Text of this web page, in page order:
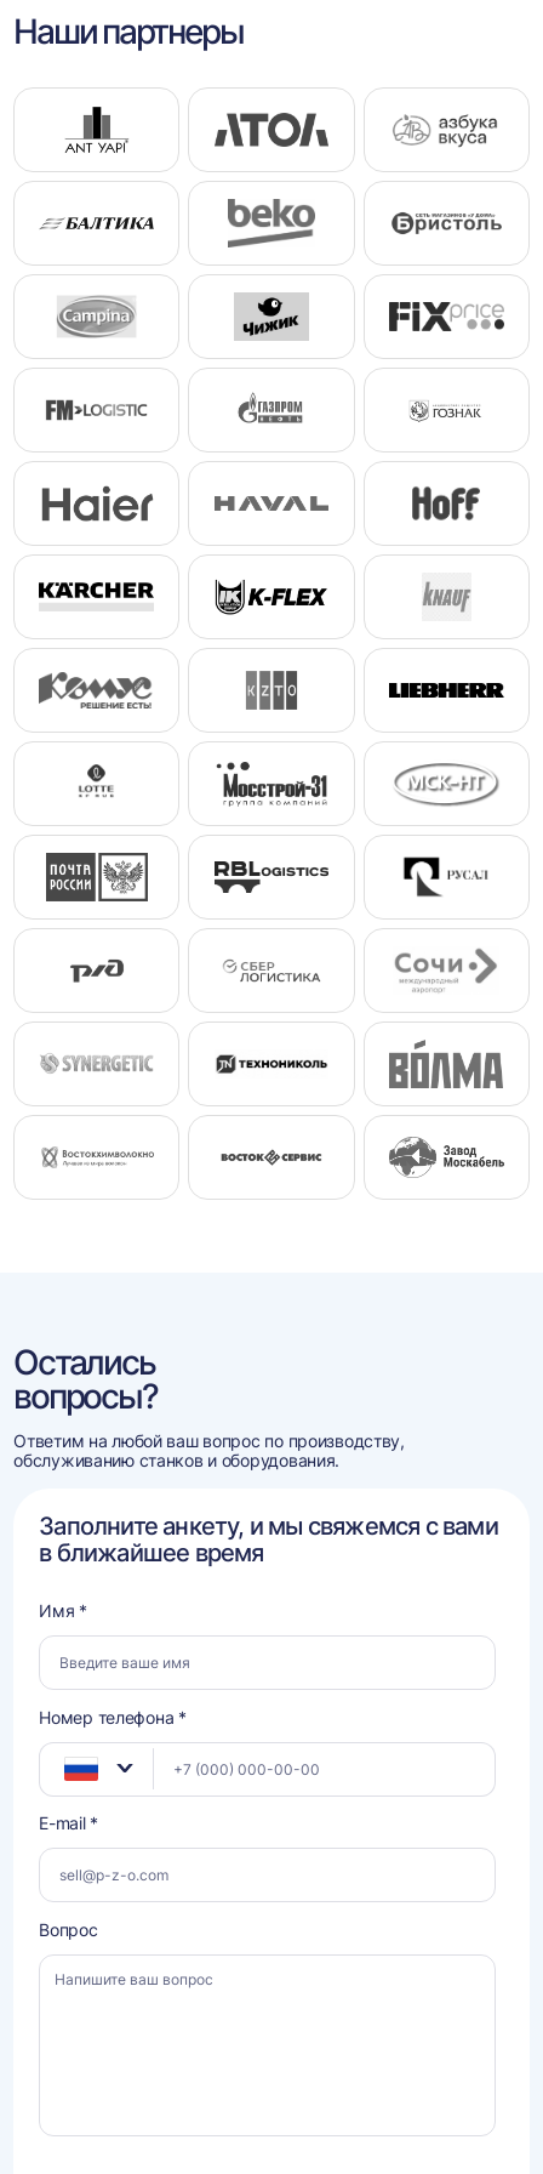
Наши партнеры
Остались
вопросы?
Ответим на любой ваш вопрос по производству,
обслуживанию станков и оборудования.
Заполните анкету, и мы свяжемся с вами
в ближайшее время
Имя *
Номер телефона *
E-mail *
Вопрос